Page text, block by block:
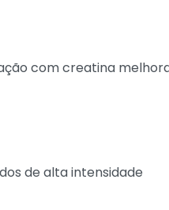
com creatina
de alta intensidade